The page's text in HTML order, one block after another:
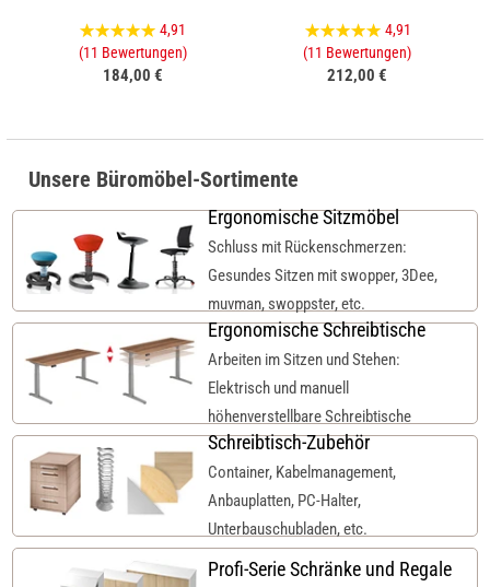
4,91
(11 Bewertungen)
184,00 €
4,91
(11 Bewertungen)
212,00 €
Unsere Büromöbel-Sortimente
Ergonomische Sitzmöbel
Schluss mit Rückenschmerzen:
Gesundes Sitzen mit swopper, 3Dee,
muvman, swoppster, etc.
Ergonomische Schreibtische
Arbeiten im Sitzen und Stehen:
Elektrisch und manuell
höhenverstellbare Schreibtische
Schreibtisch-Zubehör
Container, Kabelmanagement,
Anbauplatten, PC-Halter,
Unterbauschubladen, etc.
Profi-Serie Schränke und Regale